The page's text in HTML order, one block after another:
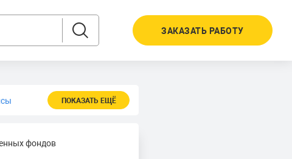
ЗАКАЗАТЬ РАБОТУ
ПОКАЗАТЬ ЕЩЁ
фондов